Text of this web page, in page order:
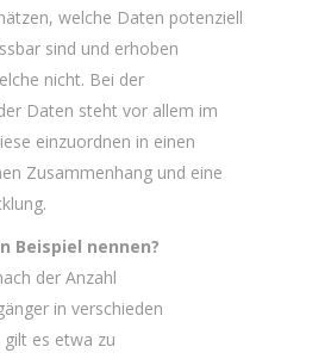
welche Daten potenziell
sind und erhoben
nicht. Bei der
Daten steht vor allem im
einzuordnen in einen
Zusammenhang und eine
Beispiel nennen?
der Anzahl
in verschieden
es etwa zu